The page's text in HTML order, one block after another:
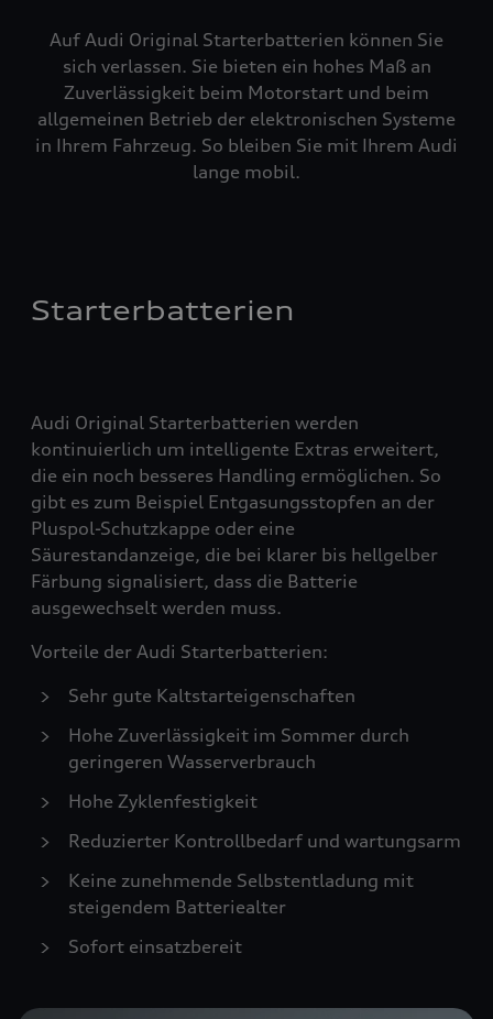
Auf Audi Original Starterbatterien können Sie
sich verlassen. Sie bieten ein hohes Maß an
Zuverlässigkeit beim Motorstart und beim
allgemeinen Betrieb der elektronischen Systeme
in Ihrem Fahrzeug. So bleiben Sie mit Ihrem Audi
lange mobil.
Starterbatterien
Audi Original Starterbatterien werden
kontinuierlich um intelligente Extras erweitert,
die ein noch besseres Handling ermöglichen. So
gibt es zum Beispiel Entgasungsstopfen an der
Pluspol-Schutzkappe oder eine
Säurestandanzeige, die bei klarer bis hellgelber
Färbung signalisiert, dass die Batterie
ausgewechselt werden muss.
Vorteile der Audi Starterbatterien:
Sehr gute Kaltstarteigenschaften
Hohe Zuverlässigkeit im Sommer durch
geringeren Wasserverbrauch
Hohe Zyklenfestigkeit
Reduzierter Kontrollbedarf und wartungsarm
Keine zunehmende Selbstentladung mit
steigendem Batteriealter
Sofort einsatzbereit